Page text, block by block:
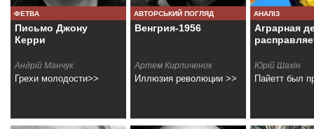
ФЕТВА
Письмо Джону
Керри
Андрій Манчук
Грехи молодости>>
АВТОРСЬКИЙ ПОГЛЯД
Венгрия-1956
Артем Кирпиченок
Иллюзия революции >>
АНАЛІЗ
Аграрная
Юрій Шахін
Пайетт был